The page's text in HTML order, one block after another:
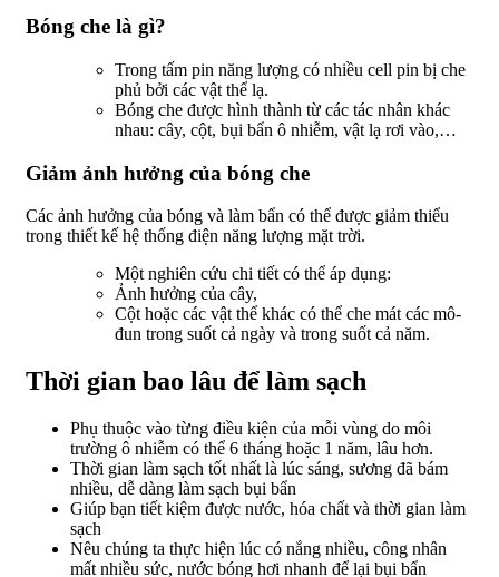
Bóng che là gì?
Trong tấm pin năng lượng có nhiều cell pin bị che
phủ bởi các vật thể lạ.
Bóng che được hình thành từ các tác nhân khác
nhau: cây, cột, bụi bẩn ô nhiễm, vật lạ rơi vào,…
Giảm ảnh hưởng của bóng che
Các ảnh hưởng của bóng và làm bẩn có thể được giảm thiểu
trong thiết kế hệ thống điện năng lượng mặt trời.
Một nghiên cứu chi tiết có thể áp dụng:
Ảnh hưởng của cây,
Cột hoặc các vật thể khác có thể che mát các mô-
đun trong suốt cả ngày và trong suốt cả năm.
Thời gian bao lâu để làm sạch
Phụ thuộc vào từng điều kiện của mỗi vùng do môi
trường ô nhiễm có thể 6 tháng hoặc 1 năm, lâu hơn.
Thời gian làm sạch tốt nhất là lúc sáng, sương đã bám
nhiều, dễ dàng làm sạch bụi bẩn
Giúp bạn tiết kiệm được nước, hóa chất và thời gian làm
sạch
Nêu chúng ta thực hiện lúc có nắng nhiều, công nhân
mất nhiều sức, nước bóng hơi nhanh để lại bụi bẩn